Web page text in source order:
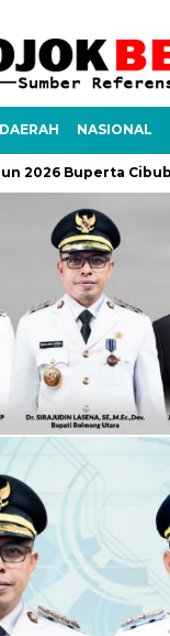
DAERAH NASIONAL
Buperta Cibubur